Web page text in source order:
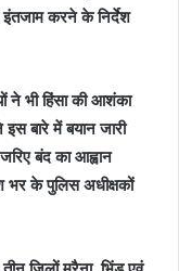
करने के निर्देश
ने भी हिंसा की आशंका
बारे में बयान जारी
बंद का आह्वान
के पुलिस अधीक्षकों